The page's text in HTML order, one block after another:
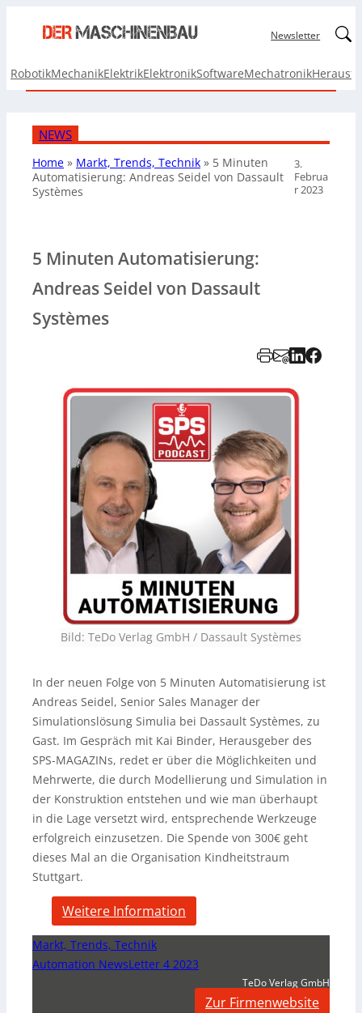
Newsletter
RobotikMechanikElektrikElektronikSoftwareMechatronik
NEWS
Home » Markt, Trends, Technik » 5 Minuten
Automatisierung: Andreas Seidel von Dassault
Systèmes
3.
Februa
r 2023
5 Minuten Automatisierung:
Andreas Seidel von Dassault
Systèmes
Bild: TeDo Verlag GmbH / Dassault Systèmes
In der neuen Folge von 5 Minuten Automatisierung ist
Andreas Seidel, Senior Sales Manager der
Simulationslösung Simulia bei Dassault Systèmes, zu
Gast. Im Gespräch mit Kai Binder, Herausgeber des
SPS-MAGAZINs, redet er über die Möglichkeiten und
Mehrwerte, die durch Modellierung und Simulation in
der Konstruktion entstehen und wie man überhaupt
in die Lage versetzt wird, entsprechende Werkzeuge
erfolgreich einzusetzen. Die Spende von 300€ geht
dieses Mal an die Organisation Kindheitstraum
Stuttgart.
Weitere Information
Markt, Trends, Technik
Automation NewsLetter 4 2023
TeDo Verlag GmbH
Zur Firmenwebsite